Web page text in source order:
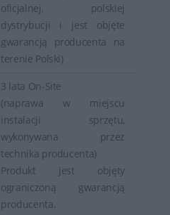
oficjalnej, polskiej
dystrybucji i jest objęte
gwarancją producenta na
terenie Polski)
3 lata On-Site
(naprawa w miejscu
instalacji sprzętu,
wykonywana przez
technika producenta)
Produkt jest objęty
ograniczoną gwarancją
producenta.